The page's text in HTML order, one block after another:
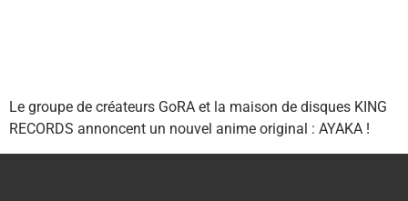
Le groupe de créateurs GoRA et la maison de disques KING
RECORDS annoncent un nouvel anime original : AYAKA !